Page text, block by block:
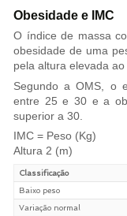
Obesidade e IMC
O índice de massa
obesidade de uma
pela altura elevada
Segundo a OMS, o
entre 25 e 30 e a
superior a 30.
IMC = Peso (Kg)
Altura 2 (m)
Classificação
Baixo peso
Variação normal